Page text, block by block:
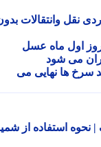
کهنه بمب 200 میلیاردی نقل وانتقالات بدون
اول ماه عسل
می شود
ها نهایی می
استفاده از شمیم